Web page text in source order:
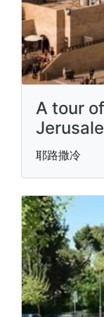
A tour
耶路撒冷